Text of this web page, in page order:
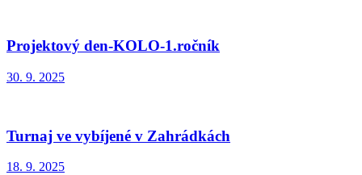
Projektový den-KOLO-1.ročník
30. 9. 2025
Turnaj ve vybíjené v Zahrádkách
18. 9. 2025